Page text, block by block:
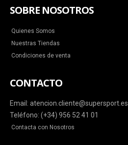
SOBRE NOSOTROS
Quienes Somos
Nuestras Tiendas
Condiciones de venta
CONTACTO
Email: atencion.cliente@supersport.es
Teléfono: (+34) 956 52 41 01
Contacta con Nosotros